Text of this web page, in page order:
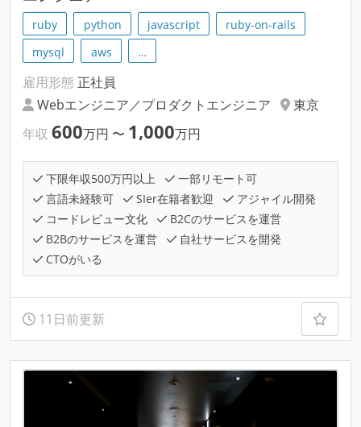
ruby python javascript
ruby-on-rails
mysql
aws …
雇用形態 正社員
Webエンジニア／プロダクトエンジニア
東京
年収 600万円 〜 1,000万円
下限年収500万円以上
一部リモート可
言語未経験可
SIer在籍者歓迎
アジャイル開発
コードレビュー文化
B2Cのサービスを運営
B2Bのサービスを運営
自社サービスを開発
CTOがいる
11日前更新